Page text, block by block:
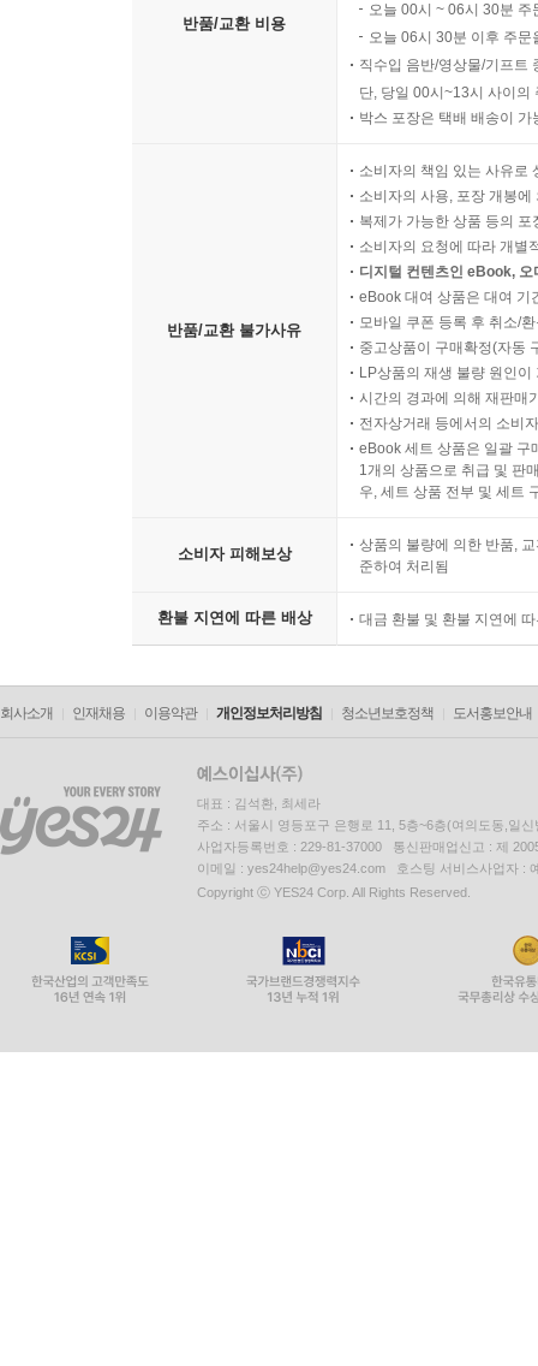
반품/교환 비용
오늘 00시 ~ 06시 30분
오늘 06시 30분 이후 주
직수입 음반/영상물/기프트
단, 당일 00시~13시 사이의
박스 포장은 택배 배송이
반품/교환 불가사유
소비자의 책임 있는 사유로
소비자의 사용, 포장 개봉
복제가 가능한 상품 등의
소비자의 요청에 따라 개별
디지털 컨텐츠인 eBook,
eBook 대여 상품은 대여 기
모바일 쿠폰 등록 후 취소/
중고상품이 구매확정(자동
LP상품의 재생 불량 원인
시간의 경과에 의해 재판매
전자상거래 등에서의 소비
eBook 세트 상품은 일괄 구
1개의 상품으로 취급 및 판
우, 세트 상품 전부 및 세트
소비자 피해보상
상품의 불량에 의한 반품,
준하여 처리됨
환불 지연에 따른 배상 대금 환불 및 환불 지연에
회사소개 인재채용 이용약관 개인정보처리방침 청소년보호정책 도서홍보안내
대표 : 김석환, 최세라
주소 : 서울시 영등포구 은행로 11, 5층~6층(여의도동,일신
사업자등록번호 : 229-81-37000 통신판매업신고 : 제
이메일 : yes24help@yes24.com 호스팅 서비스사업자 :
Copyright ⓒ YES24 Corp. All Rights Reserved.